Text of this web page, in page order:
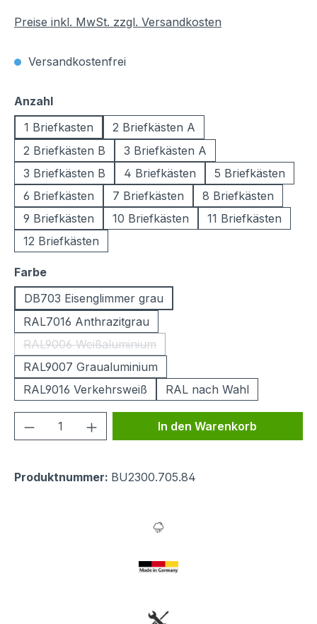
Preise inkl. MwSt. zzgl. Versandkosten
Versandkostenfrei
Anzahlauswählen
1 Briefkasten
2 Briefkästen A
2 Briefkästen B
3 Briefkästen A
3 Briefkästen B
4 Briefkästen
5 Briefkästen
6 Briefkästen
7 Briefkästen
8 Briefkästen
9 Briefkästen
10 Briefkästen
11 Briefkästen
12 Briefkästen
Farbeauswählen
DB703 Eisenglimmer grau
RAL7016 Anthrazitgrau
RAL9006 Weißaluminium
(Diese Option ist zurzeit nicht verfügbar.)
RAL9007 Graualuminium
RAL9016 Verkehrsweiß
RAL nach Wahl
Produkt Anzahl: Gib denIn den Warenkorb
Produktnummer: BU2300.705.84